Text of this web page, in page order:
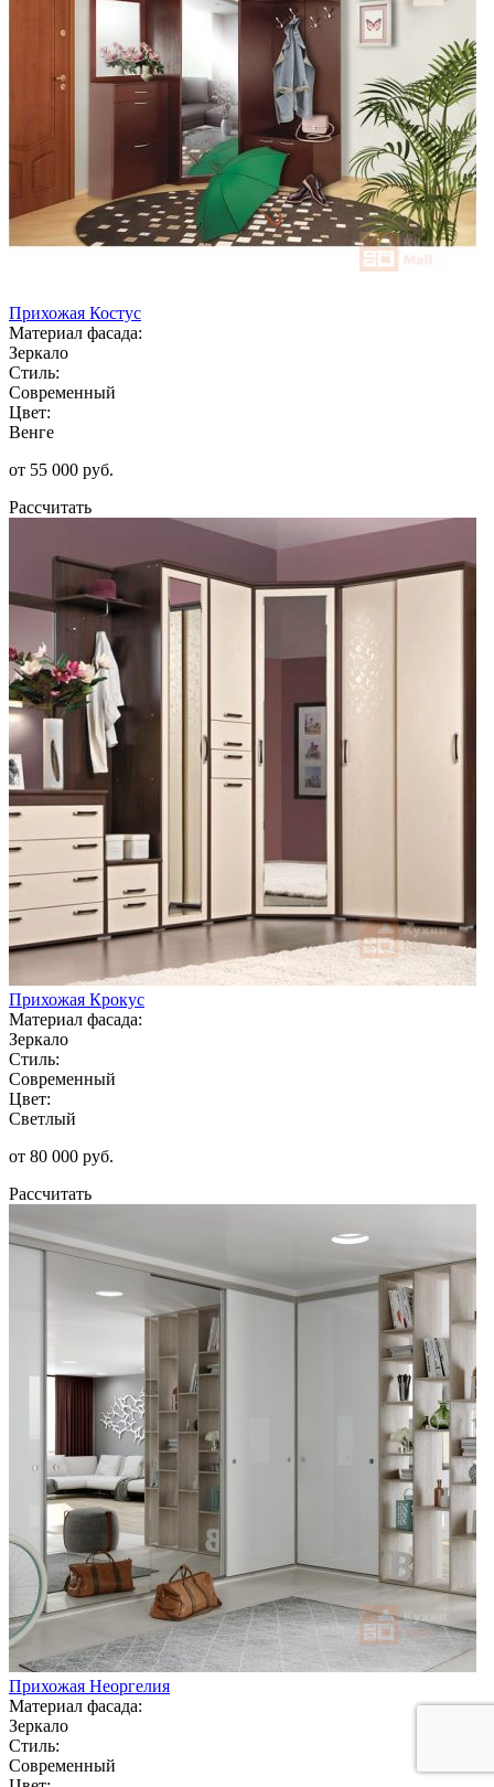
Прихожая Костус
Материал фасада:
Зеркало
Стиль:
Современный
Цвет:
Венге
от 55 000 руб.
Рассчитать
Прихожая Крокус
Материал фасада:
Зеркало
Стиль:
Современный
Цвет:
Светлый
от 80 000 руб.
Рассчитать
Прихожая Неоргелия
Материал фасада:
Зеркало
Стиль:
Современный